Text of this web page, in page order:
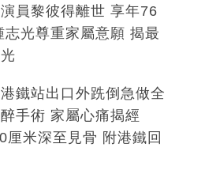
員黎彼得離世 享年76
志光尊重家屬意願 揭最
鐵站出口外跣倒急做全
手術 家屬心痛揭經
厘米深至見骨 附港鐵回